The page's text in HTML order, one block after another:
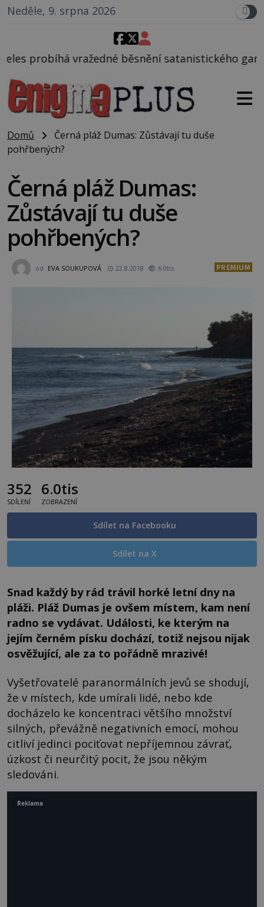
Neděle, 9. srpna 2026
běsnění satanistického gangu vedeného
Domů
Černá pláž Dumas: Zůstávají tu duše
pohřbených?
Černá pláž Dumas:
Zůstávají tu duše
pohřbených?
od EVA SOUKUPOVÁ 22.8.2018 6.0tis PREMIUM
352
SDÍLENÍ
6.0tis
ZOBRAZENÍ
Sdílet na Facebooku
Sdílet na X
Snad každý by rád trávil horké letní dny na
pláži. Pláž Dumas je ovšem místem, kam není
radno se vydávat. Události, ke kterým na
jejím černém písku dochází, totiž nejsou nijak
osvěžující, ale za to pořádně mrazivé!
Vyšetřovatelé paranormálních jevů se shodují,
že v místech, kde umírali lidé, nebo kde
docházelo ke koncentraci většího množství
silných, převážně negativních emocí, mohou
citliví jedinci pociťovat nepříjemnou závrať,
úzkost či neurčitý pocit, že jsou někým
sledováni.
Reklama